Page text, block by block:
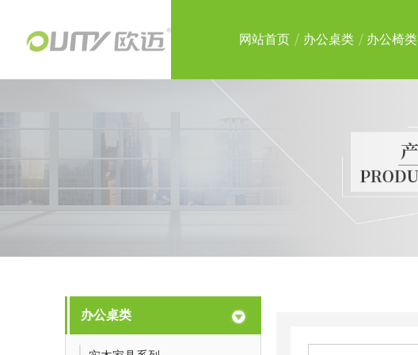
网站首页 办公桌类 办公椅类
办公桌类